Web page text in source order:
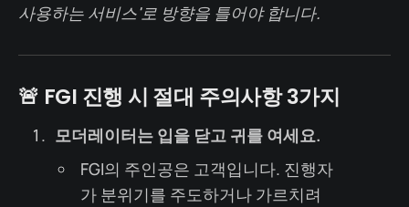
사용하는 서비스'로 방향을 틀어야 합니다.
🚨 FGI 진행 시 절대 주의사항 3가지
모더레이터는 입을 닫고 귀를 여세요.
FGI의 주인공은 고객입니다. 진행자
가 분위기를 주도하거나 가르치려